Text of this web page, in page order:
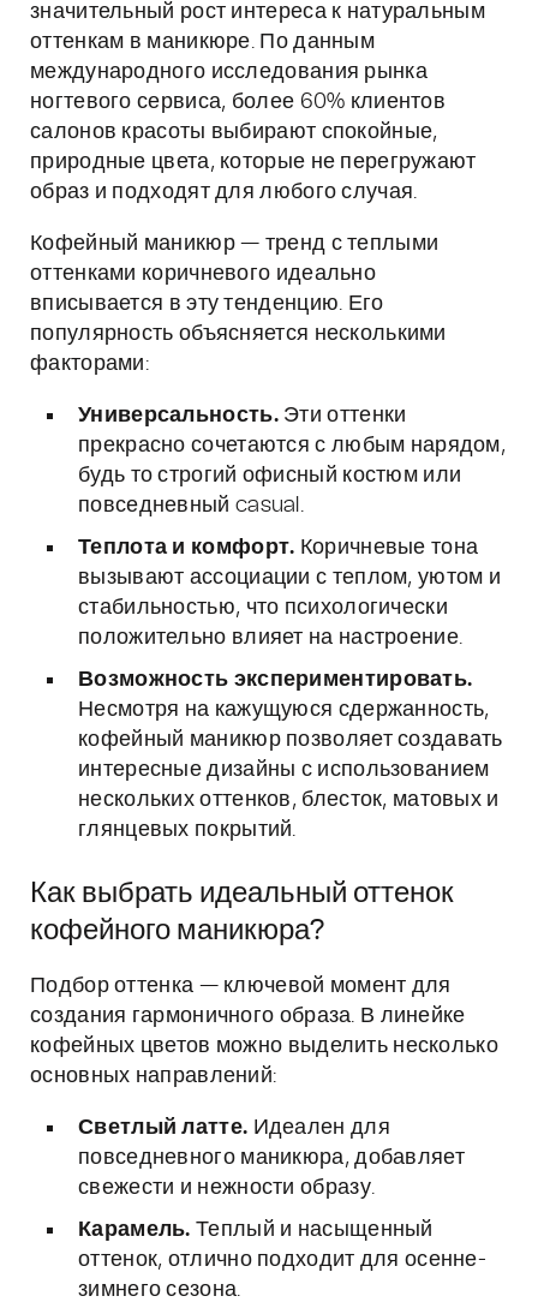
значительный рост интереса к натуральным
оттенкам в маникюре. По данным
международного исследования рынка
ногтевого сервиса, более 60% клиентов
салонов красоты выбирают спокойные,
природные цвета, которые не перегружают
образ и подходят для любого случая.
Кофейный маникюр — тренд с теплыми
оттенками коричневого идеально
вписывается в эту тенденцию. Его
популярность объясняется несколькими
факторами:
Универсальность.Эти оттенки
прекрасно сочетаются с любым нарядом,
будь то строгий офисный костюм или
повседневный casual.
Теплота и комфорт. Коричневые тона
вызывают ассоциации с теплом, уютом и
стабильностью, что психологически
положительно влияет на настроение.
Возможность экспериментировать.
Несмотря на кажущуюся сдержанность,
кофейный маникюр позволяет создавать
интересные дизайны с использованием
нескольких оттенков, блесток, матовых и
глянцевых покрытий.
Как выбрать идеальный оттенок
кофейного маникюра?
Подбор оттенка — ключевой момент для
создания гармоничного образа. В линейке
кофейных цветов можно выделить несколько
основных направлений:
Светлый латте. Идеален для
повседневного маникюра, добавляет
свежести и нежности образу.
Карамель. Теплый и насыщенный
оттенок, отлично подходит для осенне-
зимнего сезона.